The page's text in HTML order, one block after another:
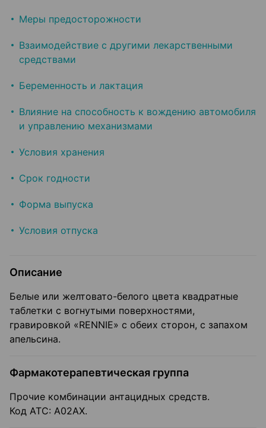
Меры предосторожности
Взаимодействие с другими лекарственными
средствами
Беременность и лактация
Влияние на способность к вождению автомобиля
и управлению механизмами
Условия хранения
Срок годности
Форма выпуска
Условия отпуска
Описание
Белые или желтовато-белого цвета квадратные
таблетки с вогнутыми поверхностями,
гравировкой «RENNIE» с обеих сторон, с запахом
апельсина.
Фармакотерапевтическая группа
Прочие комбинации антацидных средств.
Код АТС: А02АХ.